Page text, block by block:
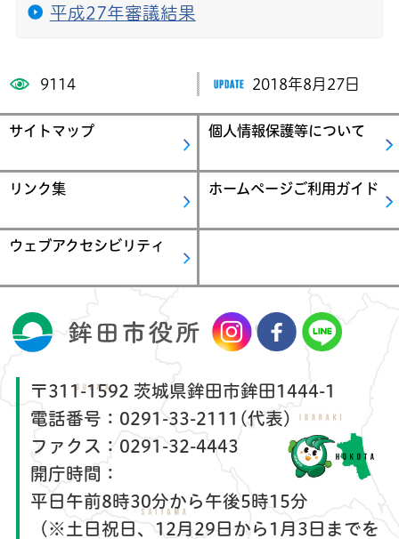
平成27年審議結果
9114 2018年8月27日
サイトマップ 個人情報保護等について
リンク集 ホームページご利用ガイド
ウェブアクセシビリティ
〒311-1592 茨城県鉾田市鉾田1444-1
電話番号： 0291-33-2111(代表)
ファクス： 0291-32-4443
開庁時間：
平日午前8時30分から午後5時15分
（※土日祝日、12月29日から1月3日までを